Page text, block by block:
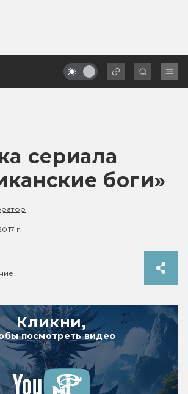
сериала
боги»
г.
Кликни,
посмотреть видео